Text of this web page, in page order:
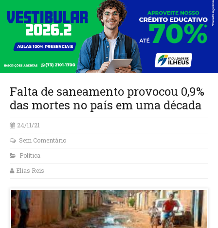
Falta de saneamento provocou 0,9%
das mortes no país em uma década
24/11/21
Sem Comentário
Política
Elias Reis